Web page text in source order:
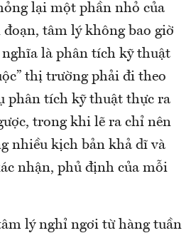
lại một phần nhỏ của
tâm lý không bao giờ
là phân tích kỹ thuật
thị trường phải đi theo
phân tích kỹ thuật thực ra
trong khi lẽ ra chỉ nên
nhiều kịch bản khả dĩ và
nhận, phủ định của mỗi
lý nghỉ ngơi từ hàng tuần